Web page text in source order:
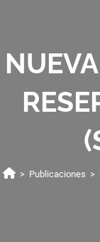
> Publicaciones >